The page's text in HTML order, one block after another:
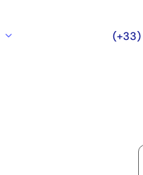
(+33)